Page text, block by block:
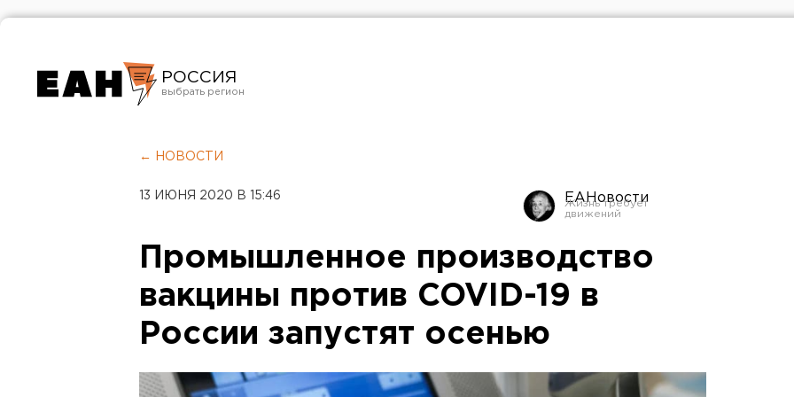
РОССИЯ
Челябинск
← НОВОСТИ
13 ИЮНЯ 2020 В 15:46 ЕАНовости
Промышленное производство
вакцины против COVID-19 в
России запустят осенью